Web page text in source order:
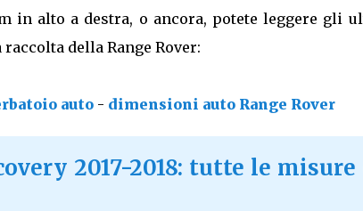
in alto a destra, o ancora, potete leggere gli
della Range Rover:
auto- dimensioni auto Range Rover
2017-2018: tutte le misure